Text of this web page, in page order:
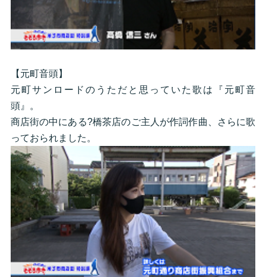
【元町音頭】
元町サンロードのうただと思っていた歌は『元町音
頭』。
商店街の中にある?橋茶店のご主人が作詞作曲、さらに歌
っておられました。